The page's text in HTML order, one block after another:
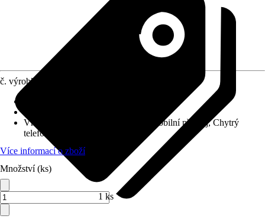
č. výrobku
Vhodné pro
Gaming, Notebook, Mobilní přístroj, Chytrý
telefon, Tablet, Video
Více informací o zboží
Množství (ks)
1 ks